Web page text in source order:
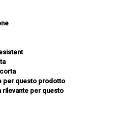
per questo prodotto
rilevante per questo